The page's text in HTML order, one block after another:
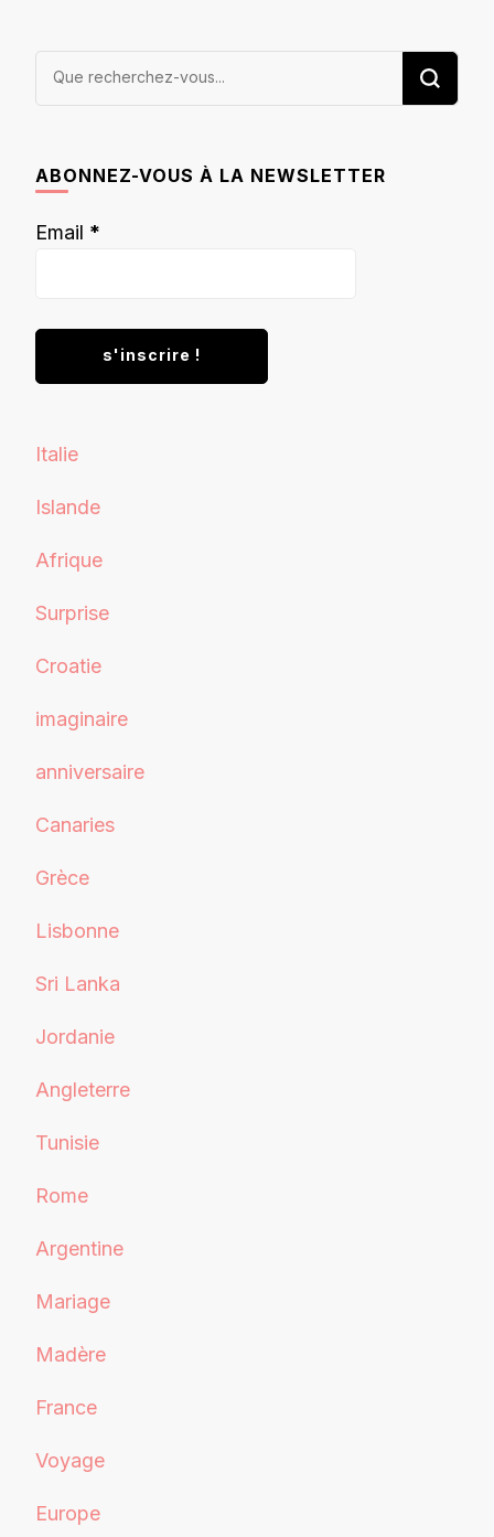
Vous
ABONNEZ-VOUS À LA NEWSLETTER
Email *
Italie
Islande
Afrique
Surprise
Croatie
imaginaire
anniversaire
Canaries
Grèce
Lisbonne
Sri Lanka
Jordanie
Angleterre
Tunisie
Rome
Argentine
Mariage
Madère
France
Voyage
Europe